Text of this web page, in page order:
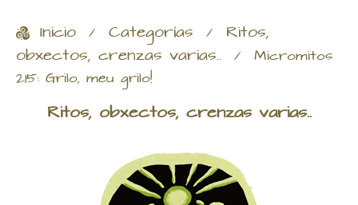
Inicio / Categorías / Ritos,
obxectos, crenzas varias.. / Micromitos
215: Grilo, meu grilo!
Ritos, obxectos, crenzas varias..